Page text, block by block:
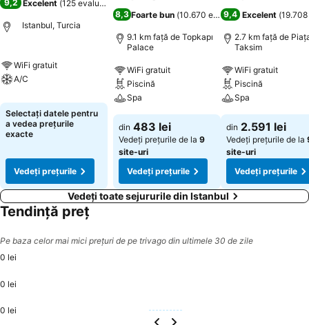
9,2 Excelent (125 evaluări
Istanbul, Turcia
WiFi gratuit
A/C
Selectați datele pentru
a vedea prețurile
exacte
Vedeți prețurile
8,3 Foarte bun (10.670 evaluări)
9.1 km faţă de Topkapı
Palace
WiFi gratuit
Piscină
Spa
din 483 lei
Vedeți prețurile de la 9
site-uri
Vedeți prețurile
9,4 Excelent (
2.7 km faţă de
Taksim
WiFi gratuit
Piscină
Spa
din 2.591 lei
Vedeți prețurile de la
site-uri
Vedeți prețurile
Vedeți toate sejururile din Istanbul
Tendință preț
Pe baza celor mai mici prețuri de pe trivago din ultimele 30 de zile
0 lei
0 lei
0 lei